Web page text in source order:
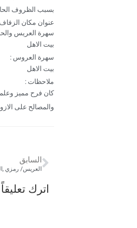
بسبب الظروف
عنوان مكان
سهرة العريس
بيت الاهل
سهرة العروس :
بيت الاهل
ملاحظات :
كان فرح مميز
والمصالح على
السابق
العريس/ رمزي
اترك تعليقاً